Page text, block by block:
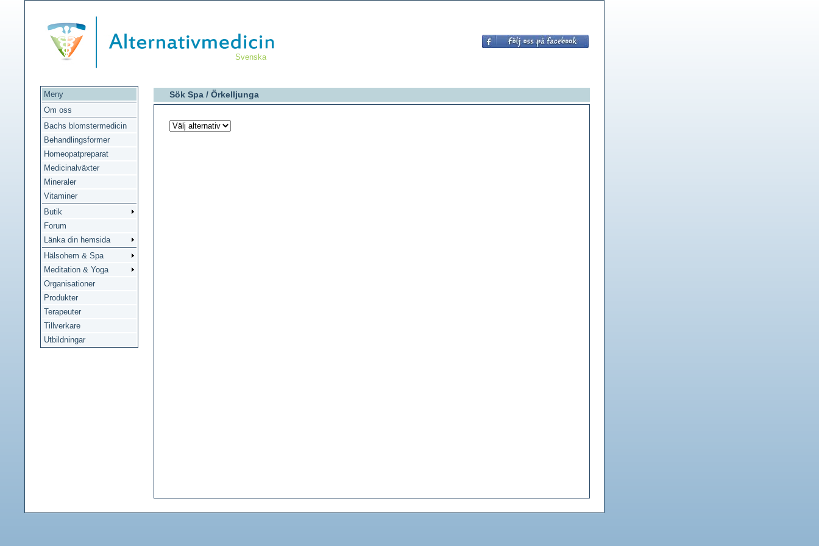
Svenska
Meny
Om oss
Bachs blomstermedicin
Behandlingsformer
Homeopatpreparat
Medicinalväxter
Mineraler
Vitaminer
Butik
Forum
Länka din hemsida
Hälsohem & Spa
Meditation & Yoga
Organisationer
Produkter
Terapeuter
Tillverkare
Utbildningar
Sök Spa / Örkelljunga